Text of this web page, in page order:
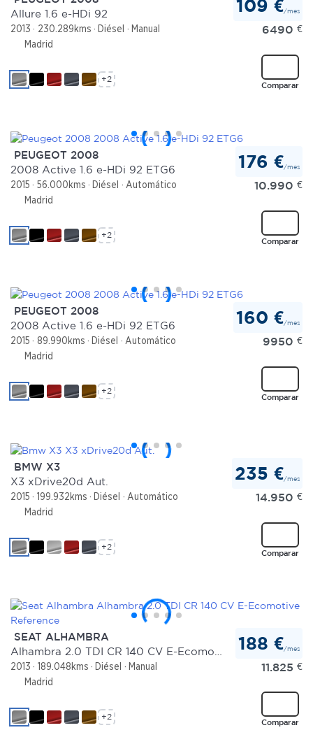
Las cookies de este sitio web se usan para personalizar
el contenido y los anuncios, ofrecer funciones de redes
información sobre el uso que haga del sitio web con
que les haya proporcionado o que hayan recopilado a
partir del uso que haya hecho de sus servicios.
Allure 1.6 e-HDi 92
2013 230.289kms Diésel
Manual
Madrid
109 €/mes
6490 €
Comparar
+2
PEUGEOT 2008
2008 Active 1.6 e-HDi 92 ETG6
2015 56.000kms Diésel
Automático
Madrid
176 €/mes
10.990 €
Comparar
+2
PEUGEOT 2008
2008 Active 1.6 e-HDi 92 ETG6
2015 89.990kms Diésel
Automático
Madrid
160 €/mes
9950 €
Comparar
+2
BMW X3
X3 xDrive20d Aut.
2015 199.932kms Diésel
Automático
Madrid
235 €/mes
14.950 €
Comparar
+2
SEAT ALHAMBRA
2013 189.048kms Diésel
Manual
Madrid
188 €/mes
11.825 €
Comparar
+2